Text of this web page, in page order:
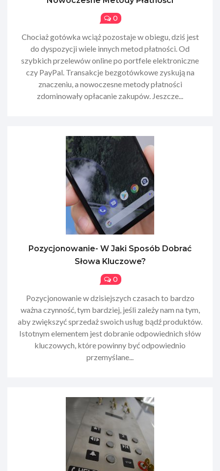
0
​Chociaż gotówka wciąż pozostaje w obiegu, dziś jest
do dyspozycji wiele innych metod płatności. Od
szybkich przelewów online po portfele elektroniczne
czy PayPal. Transakcje bezgotówkowe zyskują na
znaczeniu, a nowoczesne metody płatności
zdominowały opłacanie zakupów. Jeszcze...
Pozycjonowanie- W Jaki Sposób Dobrać
Słowa Kluczowe?
0
Pozycjonowanie w dzisiejszych czasach to bardzo
ważna czynność, tym bardziej, jeśli zależy nam na tym,
aby zwiększyć sprzedaż swoich usług bądź produktów.
Istotnym elementem jest dobranie odpowiednich słów
kluczowych, które powinny być odpowiednio
przemyślane...